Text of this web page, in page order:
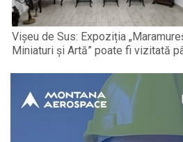
Vișeu de Sus: Expoziția
Miniaturi și Artă” poate fi vizitată